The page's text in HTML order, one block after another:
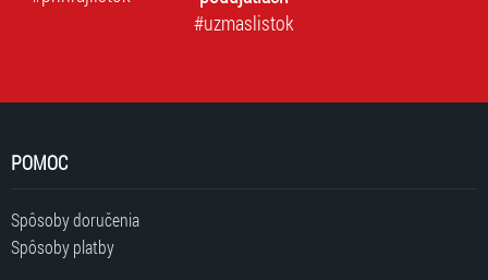
#uzmaslistok
POMOC
Spôsoby doručenia
Spôsoby platby